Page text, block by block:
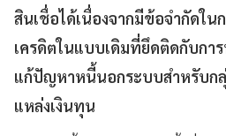
สินเชื่อได้เนื่องจากมีข้อจำกัดใน
เครดิตในแบบเดิมที่ยึดติดกับกา
แก้ปัญหาหนี้นอกระบบสำหรับกลุ่
แหล่งเงินทุน